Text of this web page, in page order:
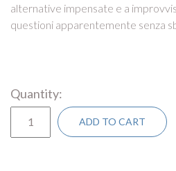
alternative impensate e a
questioni apparentemente senza
Quantity
ADD TO CART